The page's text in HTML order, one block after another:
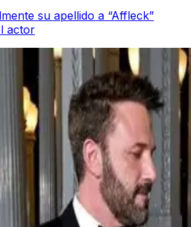
su apellido a “Affleck”
actor